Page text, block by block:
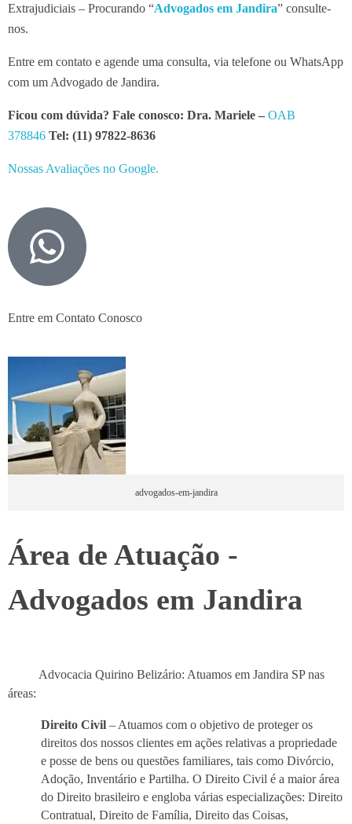
Extrajudiciais – Procurando “Advogados em Jandira” consulte-
nos.
Entre em contato e agende uma consulta, via telefone ou WhatsApp
com um Advogado de Jandira.
Ficou com dúvida? Fale conosco: Dra. Mariele – OAB
378846 Tel: (11) 97822-8636
Nossas Avaliações no Google.
Entre em Contato Conosco
advogados-em-jandira
Área de Atuação -
Advogados em Jandira
Advocacia Quirino Belizário: Atuamos em Jandira SP nas
áreas:
Direito Civil – Atuamos com o objetivo de proteger os
direitos dos nossos clientes em ações relativas a propriedade
e posse de bens ou questões familiares, tais como Divórcio,
Adoção, Inventário e Partilha. O Direito Civil é a maior área
do Direito brasileiro e engloba várias especializações: Direito
Contratual, Direito de Família, Direito das Coisas,